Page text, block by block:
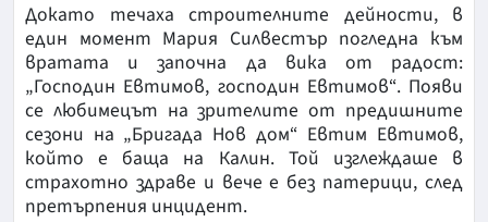
Докато течаха строителните дейности, в
един момент Мария Силвестър погледна към
вратата и започна да вика от радост:
„Господин Евтимов, господин Евтимов“. Появи
се любимецът на зрителите от предишните
сезони на „Бригада Нов дом“ Евтим Евтимов,
който е баща на Калин. Той изглеждаше в
страхотно здраве и вече е без патерици, след
претърпения инцидент.